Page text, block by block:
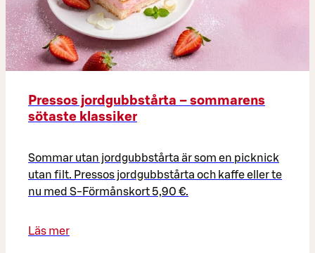
Pressos jordgubbstårta – sommarens
sötaste klassiker
Sommar utan jordgubbstårta är som en picknick
utan filt. Pressos jordgubbstårta och kaffe eller te
nu med S-Förmånskort 5,90 €.
Läs mer